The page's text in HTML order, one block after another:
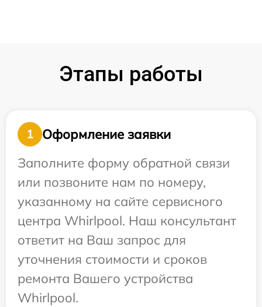
Этапы работы
1
Оформление заявки
Заполните форму обратной связи
или позвоните нам по номеру,
указанному на сайте сервисного
центра Whirlpool. Наш консультант
ответит на Ваш запрос для
уточнения стоимости и сроков
ремонта Вашего устройства
Whirlpool.